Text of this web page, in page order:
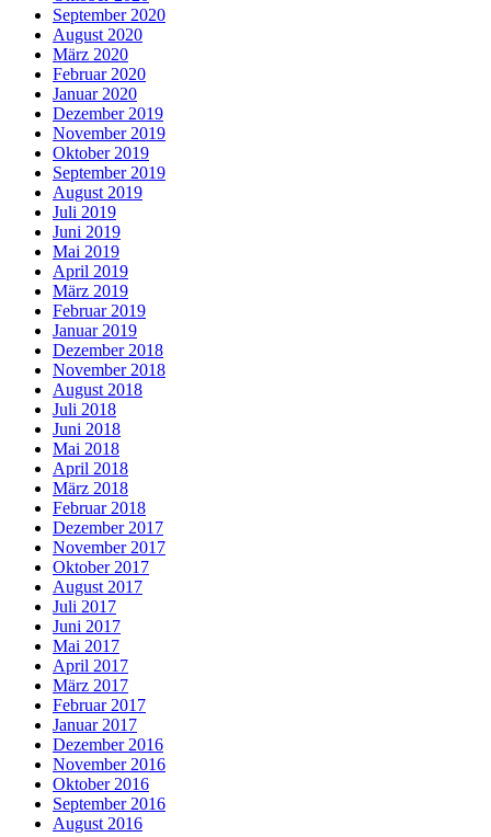
September 2020
August 2020
März 2020
Februar 2020
Januar 2020
Dezember 2019
November 2019
Oktober 2019
September 2019
August 2019
Juli 2019
Juni 2019
Mai 2019
April 2019
März 2019
Februar 2019
Januar 2019
Dezember 2018
November 2018
August 2018
Juli 2018
Juni 2018
Mai 2018
April 2018
März 2018
Februar 2018
Dezember 2017
November 2017
Oktober 2017
August 2017
Juli 2017
Juni 2017
Mai 2017
April 2017
März 2017
Februar 2017
Januar 2017
Dezember 2016
November 2016
Oktober 2016
September 2016
August 2016